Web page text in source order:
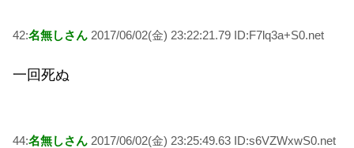
42:名無しさん 2017/06/02(金) 23:22:21.79 ID:F7lq3a+S0.net
一回死ぬ
44:名無しさん 2017/06/02(金) 23:25:49.63 ID:s6VZWxwS0.net